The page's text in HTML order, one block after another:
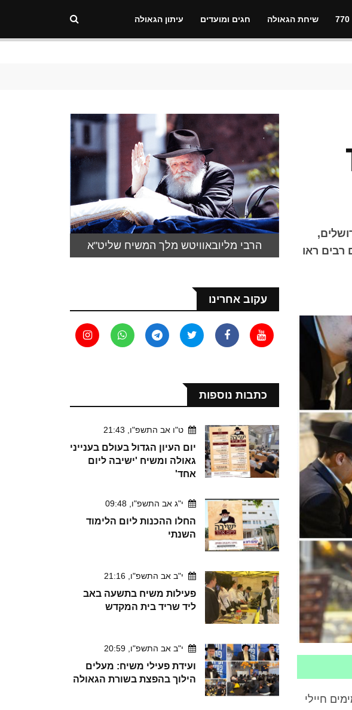
770 שיחת הגאולה חגים ומועדים עיתון הגאולה
רבים ראו
חיילי
הרבי מליובאוויטש מלך המשיח שליט"א
עקוב אחרינו
כתבות נוספות
ט"ו אב התשפ"ו, 21:43
יום העיון הגדול בעולם בענייני
גאולה ומשיח 'ישיבה ליום
אחד'
י"ג אב התשפ"ו, 09:48
החלו ההכנות ליום הלימוד
השנתי
י"ב אב התשפ"ו, 21:16
פעילות משיח בתשעה באב
ליד שריד בית המקדש
י"ב אב התשפ"ו, 20:59
ועידת פעילי משיח: מעלים
הילוך בהפצת בשורת הגאולה